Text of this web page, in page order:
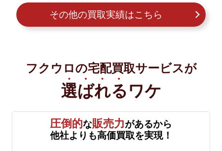
その他の買取実績はこちら
フクウロの宅配買取サービスが
選ばれる ワケ
圧倒的な販売力があるから
他社よりも高価買取を実現！